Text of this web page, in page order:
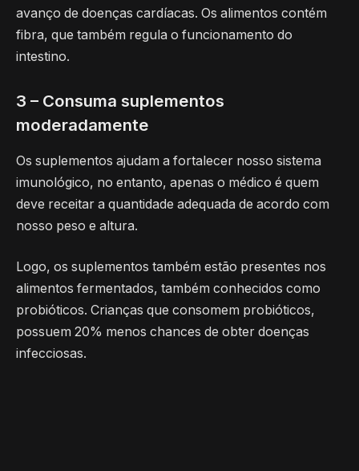
avanço de doenças cardíacas. Os alimentos contém
fibra, que também regula o funcionamento do
intestino.
3 – Consuma suplementos
moderadamente
Os suplementos ajudam a fortalecer nosso sistema
imunológico, no entanto, apenas o médico é quem
deve receitar a quantidade adequada de acordo com
nosso peso e altura.
Logo, os suplementos também estão presentes nos
alimentos fermentados, também conhecidos como
probióticos. Crianças que consomem probióticos,
possuem 20% menos chances de obter doenças
infecciosas.